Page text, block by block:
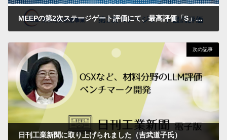
MEEPの第2次ステージゲート評価にて、最高評価「S」をいただきました
次の記事
日刊工業新聞に取り上げられました（吉武道子氏）